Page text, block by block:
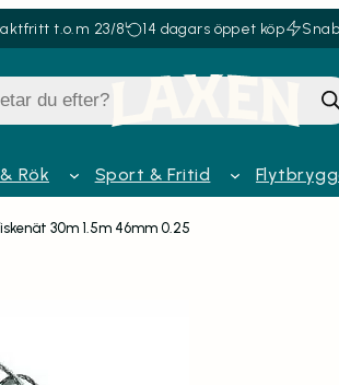
t.o.m 23/8 14 dagars öppet köp
Rök Sport & Fritid
30m 1.5m 46mm 0.25